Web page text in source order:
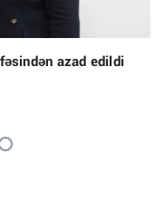
azad edildi